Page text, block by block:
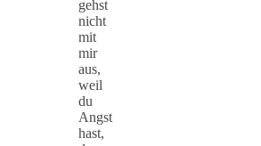
gehst
nicht
mit
mir
aus,
weil
du
Angst
hast,